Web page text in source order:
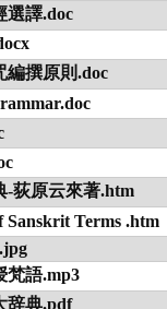
選譯.doc
編撰原則.doc
-荻原云來著.htm
Sanskrit Terms .htm
梵語.mp3
辞典.pdf